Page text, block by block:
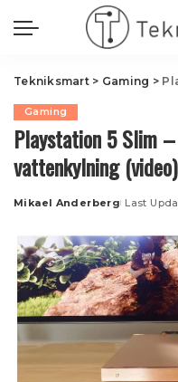
Tekniksmart> Gaming >
Gaming
Playstation 5 Slim
vattenkylning (video)
Posted
Mikael Anderberg Last